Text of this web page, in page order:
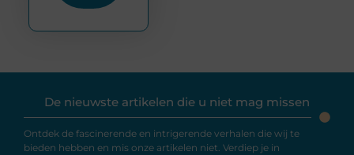
De nieuwste artikelen die u niet mag missen
Ontdek de fascinerende en intrigerende verhalen die wij te
bieden hebben en mis onze artikelen niet. Verdiep je in